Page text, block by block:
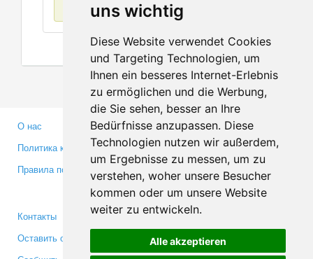
uns wichtig
Diese Website verwendet Cookies
und Targeting Technologien, um
Ihnen ein besseres Internet-Erlebnis
zu ermöglichen und die Werbung,
die Sie sehen, besser an Ihre
Bedürfnisse anzupassen. Diese
Technologien nutzen wir außerdem,
um Ergebnisse zu messen, um zu
verstehen, woher unsere Besucher
kommen oder um unsere Website
weiter zu entwickeln.
Alle akzeptieren
О нас
Политика конфиденциальности
Правила пользования
Партнерам
Инвесторам
Медиа
Контакты
Оставить отзыв
Facebook
Twitter